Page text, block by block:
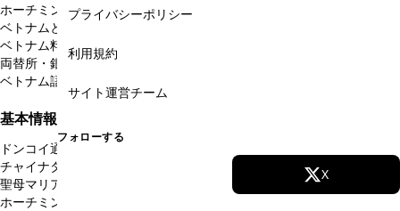
プライバシーポリシー
利用規約
サイト運営チーム
フォローする
X
ホーチミン観光の基本情報ベトナム旅行の準備
ベトナムとホーチミンの文化
ベトナム料理を知る病院・クリニック・薬局
両替所・銀行・クレジットカード
ベトナム語
基本情報をエリアから絞る
ドンコイ通り・グエンフエ通り
チャイナタウン・チョロン 戦争証跡博物館
聖母マリア教会周辺 タンソンニャット空港 サイゴン動植物園
ホーチミン郊外